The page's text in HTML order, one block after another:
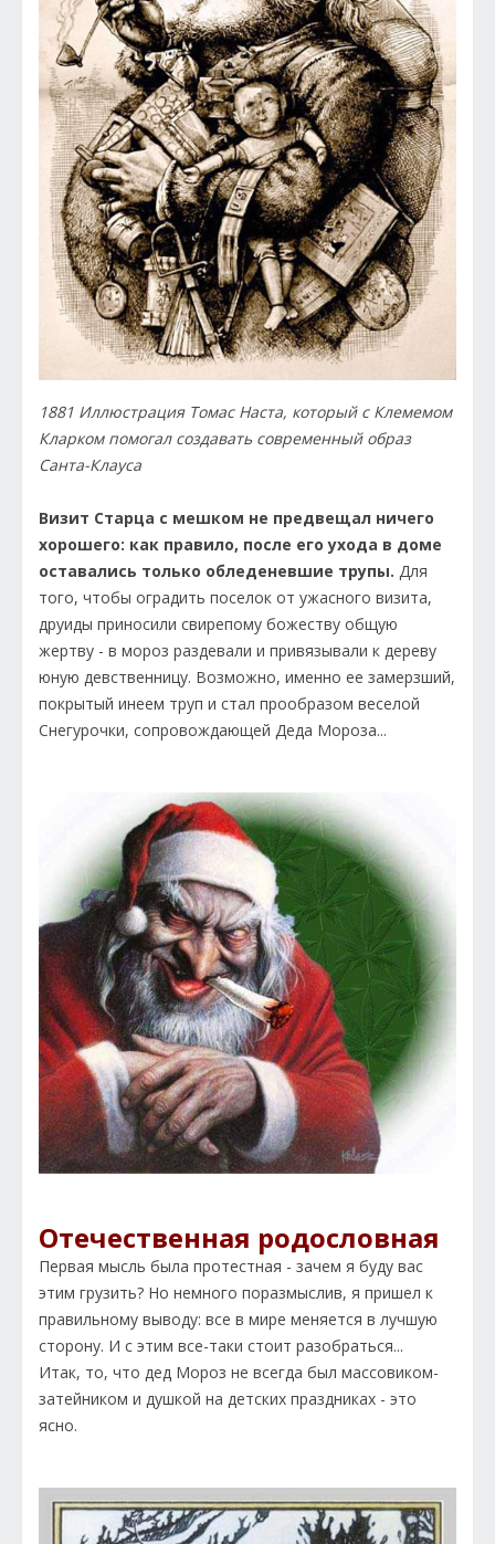
1881 Иллюстрация Томас Наста, который с Клемемом
Кларком помогал создавать современный образ
Санта-Клауса
Визит Старца с мешком не предвещал ничего
хорошего: как правило, после его ухода в доме
оставались только обледеневшие трупы. Для
того, чтобы оградить поселок от ужасного визита,
друиды приносили свирепому божеству общую
жертву - в мороз раздевали и привязывали к дереву
юную девственницу. Возможно, именно ее замерзший,
покрытый инеем труп и стал прообразом веселой
Снегурочки, сопровождающей Деда Мороза...
Отечественная родословная
Первая мысль была протестная - зачем я буду вас
этим грузить? Но немного поразмыслив, я пришел к
правильному выводу: все в мире меняется в лучшую
сторону. И с этим все-таки стоит разобраться...
Итак, то, что дед Мороз не всегда был массовиком-
затейником и душкой на детских праздниках - это
ясно.